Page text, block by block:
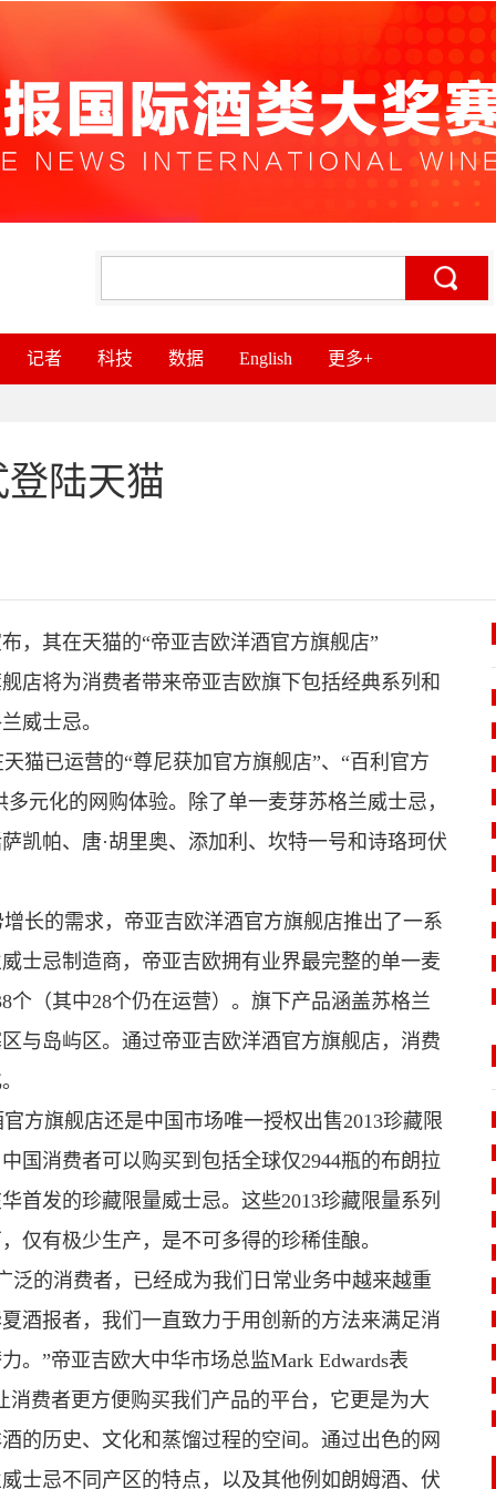
记者 科技 数据 English 更多+
陆天猫
其在天猫的“帝亚吉欧洋酒官方旗舰店”
店将为消费者带来帝亚吉欧旗下包括经典系列和
威士忌。
已运营的“尊尼获加官方旗舰店”、“百利官方
元化的网购体验。除了单一麦芽苏格兰威士忌，
凯帕、唐·胡里奥、添加利、坎特一号和诗珞珂伏
的需求，帝亚吉欧洋酒官方旗舰店推出了一系
士忌制造商，帝亚吉欧拥有业界最完整的单一麦
（其中28个仍在运营）。旗下产品涵盖苏格兰
与岛屿区。通过帝亚吉欧洋酒官方旗舰店，消费
旗舰店还是中国市场唯一授权出售2013珍藏限
国消费者可以购买到包括全球仅2944瓶的布朗拉
首发的珍藏限量威士忌。这些2013珍藏限量系列
仅有极少生产，是不可多得的珍稀佳酿。
消费者，已经成为我们日常业务中越来越重
酒报者，我们一直致力于用创新的方法来满足消
。”帝亚吉欧大中华市场总监Mark Edwards表
费者更方便购买我们产品的平台，它更是为大
的历史、文化和蒸馏过程的空间。通过出色的网
士忌不同产区的特点，以及其他例如朗姆酒、伏